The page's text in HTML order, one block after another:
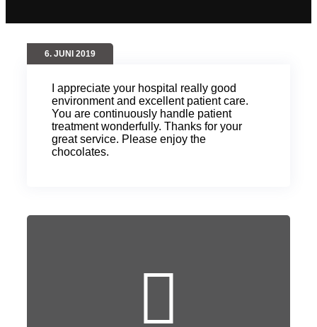
6. JUNI 2019
I appreciate your hospital really good
environment and excellent patient care.
You are continuously handle patient
treatment wonderfully. Thanks for your
great service. Please enjoy the
chocolates.